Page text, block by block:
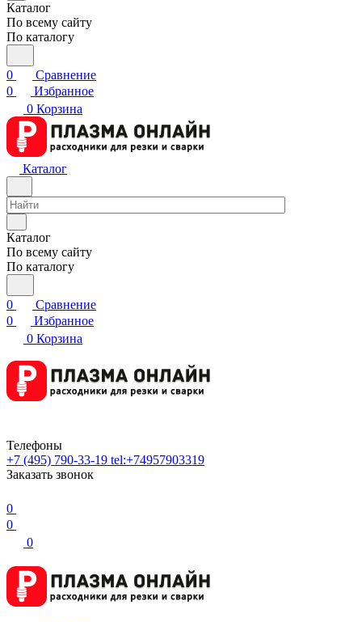
Каталог
По всему сайту
По каталогу
0
Сравнение
0
Избранное
0 Корзина
Каталог
Каталог
По всему сайту
По каталогу
0
Сравнение
0
Избранное
0 Корзина
Телефоны
+7 (495) 790-33-19 tel:+74957903319
Заказать звонок
0
0
0